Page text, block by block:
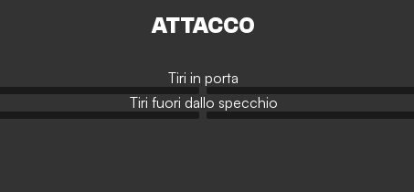
ATTACCO
Tiri in porta
Tiri fuori dallo specchio